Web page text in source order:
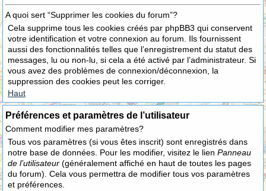
A quoi sert “Supprimer les cookies du forum”?
Cela supprime tous les cookies créés par phpBB3 qui conservent
votre identification et votre connexion au forum. Ils fournissent
aussi des fonctionnalités telles que l’enregistrement du statut des
messages, lu ou non-lu, si cela a été activé par l’administrateur. Si
vous avez des problèmes de connexion/déconnexion, la
suppression des cookies peut les corriger.
Haut
Préférences et paramètres de l’utilisateur
Comment modifier mes paramètres?
Tous vos paramètres (si vous êtes inscrit) sont enregistrés dans
notre base de données. Pour les modifier, visitez le lien Panneau
de l’utilisateur (généralement affiché en haut de toutes les pages
du forum). Cela vous permettra de modifier tous vos paramètres
et préférences.